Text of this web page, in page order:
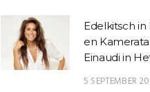
Edelkitsch in
en
Einaudi in
5 SEPTEMBER